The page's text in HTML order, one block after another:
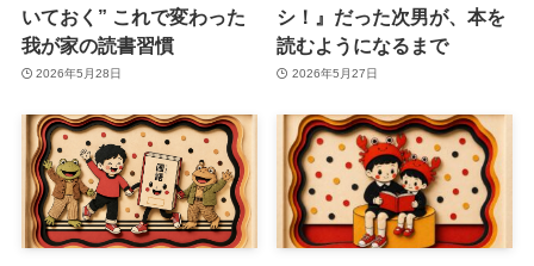
いておく” これで変わった
我が家の読書習慣
2026年5月28日
シ！』だった次男が、本を
読むようになるまで
2026年5月27日